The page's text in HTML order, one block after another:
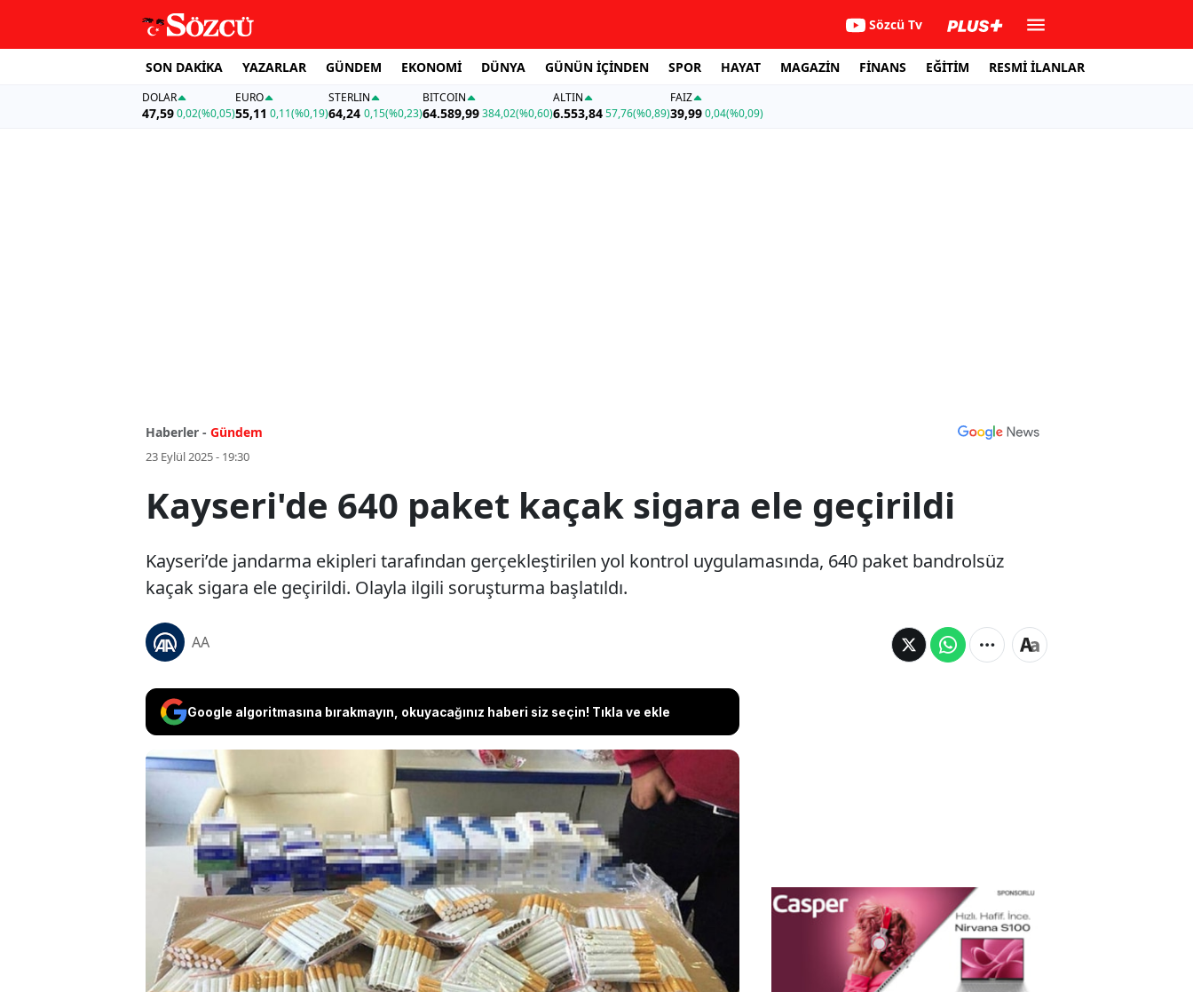
Sözcü Tv
SON DAKİKA YAZARLAR GÜNDEM EKONOMİ DÜNYA GÜNÜN İÇİNDEN SPOR HAYAT MAGAZİN FİNANS EĞİTİM RESMİ İLANLAR
DOLAR
47,590,02(%0,05)
EURO
55,11 0,11(%0,19)
STERLIN
64,24 0,15(%0,23)
BITCOIN
64.589,99384,02(%0,60)
ALTIN
6.553,8457,76(%0,89)
FAİZ
39,990,04(%0,09)
Haberler - Gündem
23 Eylül 2025 - 19:30
Kayseri'de 640 paket kaçak sigara ele geçirildi
Kayseri’de jandarma ekipleri tarafından gerçekleştirilen yol kontrol uygulamasında, 640 paket bandrolsüz
kaçak sigara ele geçirildi. Olayla ilgili soruşturma başlatıldı.
AA
Google algoritmasına bırakmayın, okuyacağınız haberi siz seçin! Tıkla ve ekle
Kayseri’de jandarma ekipleri tarafından gerçekleştirilen
yol kontrol uygulamasında, 640 paket bandrolsüz kaçak
sigara ele geçirildi. Olayla ilgili soruşturma başlatıldı.